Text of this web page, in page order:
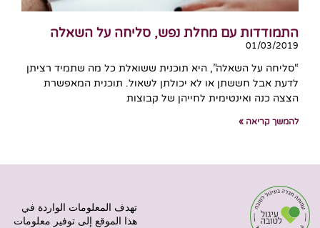
התמודדות עם מחלת נפש, סליחה על השאלה
01/03/2019
“סליחה על השאלה”, היא תוכנית ששואלת כל מה שתמיד רציתן
לדעת אבל חששתן או לא יכולתן לשאול. תוכנית המאפשרת
הצצה כנה ואינטימית לחייהן של קבוצות
להמשך קריאה »
تهدف المعلومات الواردة في
هذا الموقع إلى توفير معلومات